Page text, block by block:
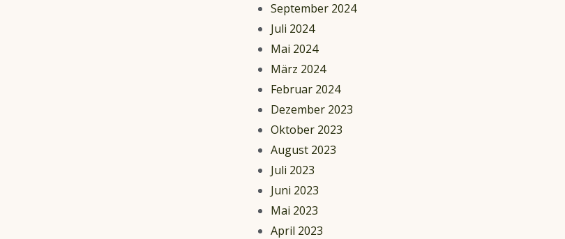
September 2024
Juli 2024
Mai 2024
März 2024
Februar 2024
Dezember 2023
Oktober 2023
August 2023
Juli 2023
Juni 2023
Mai 2023
April 2023